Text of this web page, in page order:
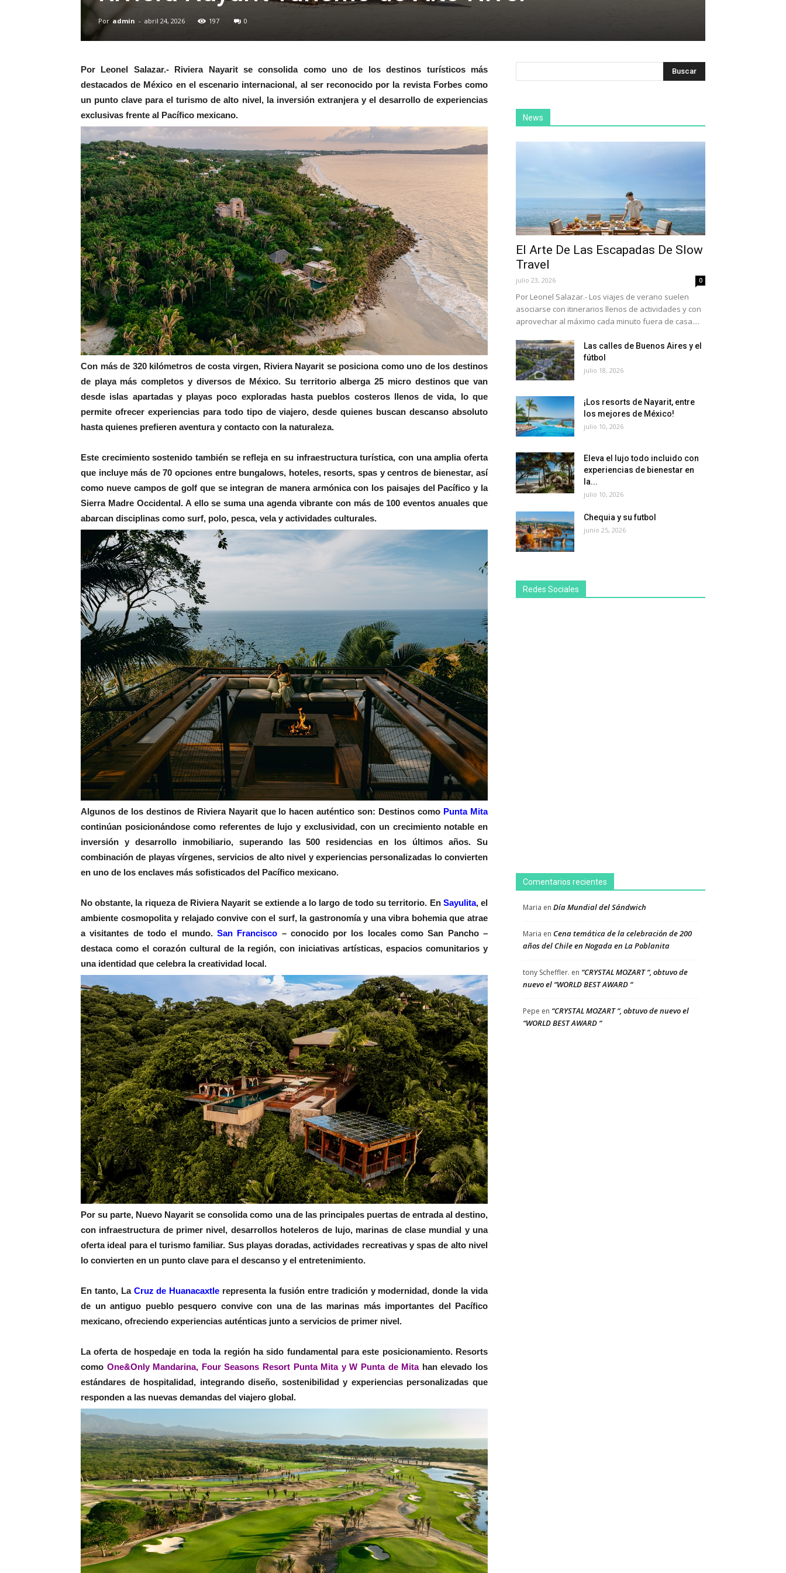
Por admin - abril 24, 2026 197 0
Por Leonel Salazar.- Riviera Nayarit se consolida como uno de los destinos turísticos más
destacados de México en el escenario internacional, al ser reconocido por la revista Forbes como
un punto clave para el turismo de alto nivel, la inversión extranjera y el desarrollo de experiencias
exclusivas frente al Pacífico mexicano.
Con más de 320 kilómetros de costa virgen, Riviera Nayarit se posiciona como uno de los destinos
de playa más completos y diversos de México. Su territorio alberga 25 micro destinos que van
desde islas apartadas y playas poco exploradas hasta pueblos costeros llenos de vida, lo que
permite ofrecer experiencias para todo tipo de viajero, desde quienes buscan descanso absoluto
hasta quienes prefieren aventura y contacto con la naturaleza.
Este crecimiento sostenido también se refleja en su infraestructura turística, con una amplia oferta
que incluye más de 70 opciones entre bungalows, hoteles, resorts, spas y centros de bienestar, así
como nueve campos de golf que se integran de manera armónica con los paisajes del Pacífico y la
Sierra Madre Occidental. A ello se suma una agenda vibrante con más de 100 eventos anuales que
abarcan disciplinas como surf, polo, pesca, vela y actividades culturales.
Algunos de los destinos de Riviera Nayarit que lo hacen auténtico son: Destinos como Punta Mita
continúan posicionándose como referentes de lujo y exclusividad, con un crecimiento notable en
inversión y desarrollo inmobiliario, superando las 500 residencias en los últimos años. Su
combinación de playas vírgenes, servicios de alto nivel y experiencias personalizadas lo convierten
en uno de los enclaves más sofisticados del Pacífico mexicano.
No obstante, la riqueza de Riviera Nayarit se extiende a lo largo de todo su territorio. En Sayulita, el
ambiente cosmopolita y relajado convive con el surf, la gastronomía y una vibra bohemia que atrae
a visitantes de todo el mundo. San Francisco – conocido por los locales como San Pancho –
destaca como el corazón cultural de la región, con iniciativas artísticas, espacios comunitarios y
una identidad que celebra la creatividad local.
Por su parte, Nuevo Nayarit se consolida como una de las principales puertas de entrada al destino,
con infraestructura de primer nivel, desarrollos hoteleros de lujo, marinas de clase mundial y una
oferta ideal para el turismo familiar. Sus playas doradas, actividades recreativas y spas de alto nivel
lo convierten en un punto clave para el descanso y el entretenimiento.
En tanto, La Cruz de Huanacaxtle representa la fusión entre tradición y modernidad, donde la vida
de un antiguo pueblo pesquero convive con una de las marinas más importantes del Pacífico
mexicano, ofreciendo experiencias auténticas junto a servicios de primer nivel.
La oferta de hospedaje en toda la región ha sido fundamental para este posicionamiento. Resorts
como One&Only Mandarina, Four Seasons Resort Punta Mita y W Punta de Mitahan elevado los
estándares de hospitalidad, integrando diseño, sostenibilidad y experiencias personalizadas que
responden a las nuevas demandas del viajero global.
News
El Arte De Las Escapadas De Slow
Travel
julio 23, 2026 0
Por Leonel Salazar.- Los viajes de verano suelen
asociarse con itinerarios llenos de actividades y con
aprovechar al máximo cada minuto fuera de casa....
Las calles de Buenos Aires y el
fútbol
julio 18, 2026
¡Los resorts de Nayarit, entre
los mejores de México!
julio 10, 2026
Eleva el lujo todo incluido con
experiencias de bienestar en
la...
julio 10, 2026
Chequia y su futbol
junio 25, 2026
Redes Sociales
Comentarios recientes
Maria en Día Mundial del Sándwich
Maria en Cena temática de la celebración de 200
años del Chile en Nogada en La Poblanita
tony Scheffler. en “CRYSTAL MOZART “, obtuvo de
nuevo el “WORLD BEST AWARD “
Pepe en “CRYSTAL MOZART “, obtuvo de nuevo el
“WORLD BEST AWARD “